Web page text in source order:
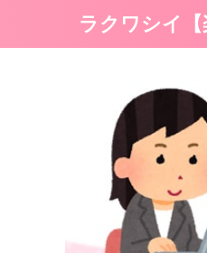
ラクワシイ【